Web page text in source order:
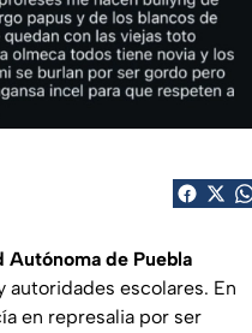
de Puebla
autoridades escolares. En
en represalia por ser